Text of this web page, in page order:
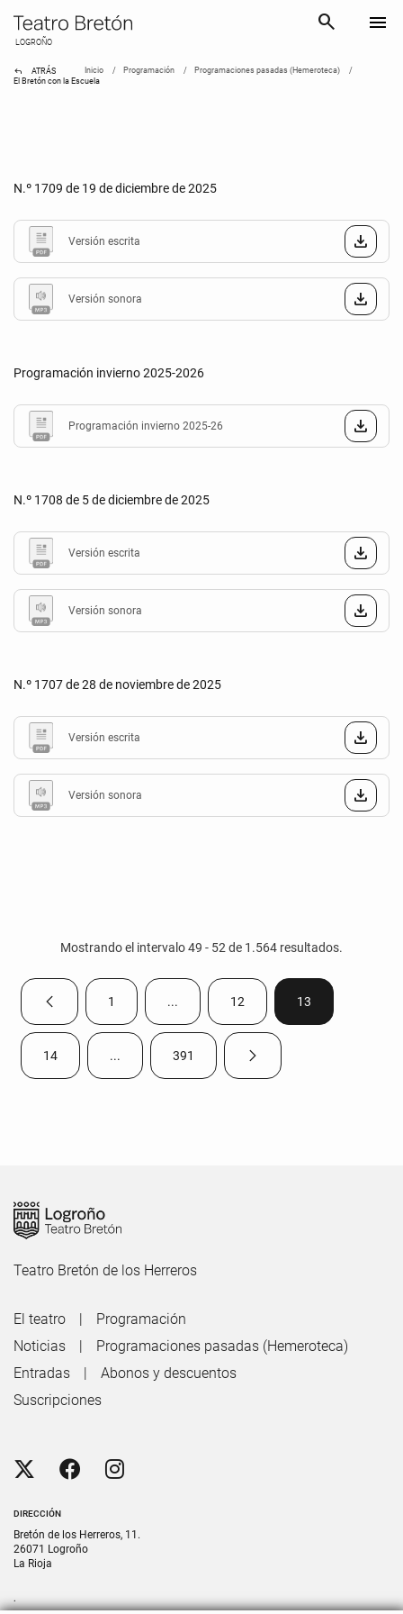
LOGROÑO
search menu
reply ATRÁS Inicio Programación
Programaciones pasadas (Hemeroteca)
El Bretón con la Escuela
N.º 1709 de 19 de diciembre de 2025
Versión escrita
Versión sonora
Programación invierno 2025-2026
Programación invierno 2025-26
N.º 1708 de 5 de diciembre de 2025
Versión escrita
Versión sonora
N.º 1707 de 28 de noviembre de 2025
Versión escrita
Versión sonora
Mostrando el intervalo 49 - 52 de 1.564 resultados.
Página anteriorPágina
1 ...Páginas intermedias Use TAB para
Página
12 Página
13
Página
14 ...Páginas intermedias Use TAB para desplazarse.
Página
391 Página siguiente
Teatro Bretón de los Herreros
DIRECCIÓN
Bretón de los Herreros, 11.
26071 Logroño
La Rioja
.
El teatro
Programación
Noticias
Programaciones pasadas (Hemeroteca)
Entradas
Abonos y descuentos
Suscripciones